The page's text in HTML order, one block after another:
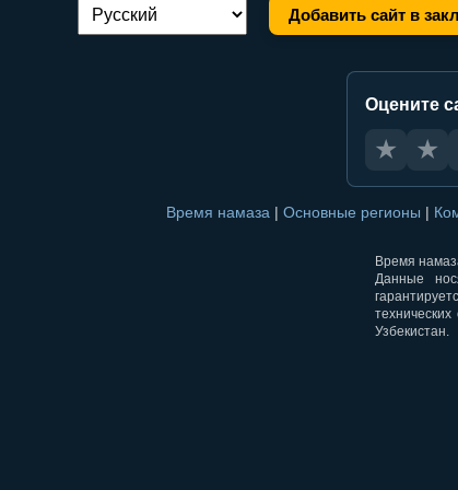
Переключение языка: Добавить сайт в
Оцените
★ ★
Время намаза | Основные регионы |
Время
Данные
Узбекистан.